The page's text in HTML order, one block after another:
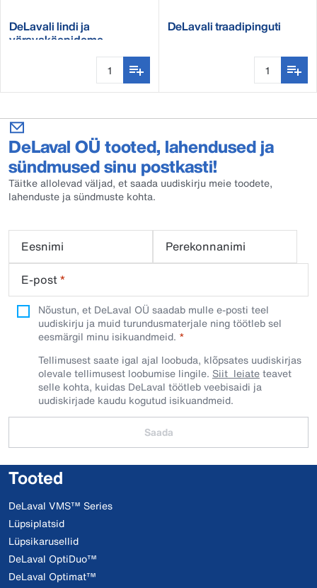
DeLavali lindi ja
väravakäepideme
DeLavali traadipinguti
DeLaval OÜ tooted, lahendused ja
sündmused sinu postkasti!
Täitke allolevad väljad, et saada uudiskirju meie toodete,
lahenduste ja sündmuste kohta.
Eesnimi
Perekonnanimi
E-post*
Nõustun, et DeLaval OÜ saadab mulle e-posti teel
uudiskirju ja muid turundusmaterjale ning töötleb sel
eesmärgil minu isikuandmeid.​
Tellimusest saate igal ajal loobuda, klõpsates uudiskirjas
olevale tellimusest loobumise lingile. Siit leiateteavet
selle kohta, kuidas DeLaval töötleb veebisaidi ja
uudiskirjade kaudu kogutud isikuandmeid.
Saada
Tooted
DeLaval VMS™ Series
Lüpsiplatsid
Lüpsikarusellid
DeLaval OptiDuo™
DeLaval Optimat™